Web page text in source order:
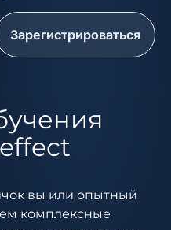
Зарегистрироваться
вы или опытный
комплексные